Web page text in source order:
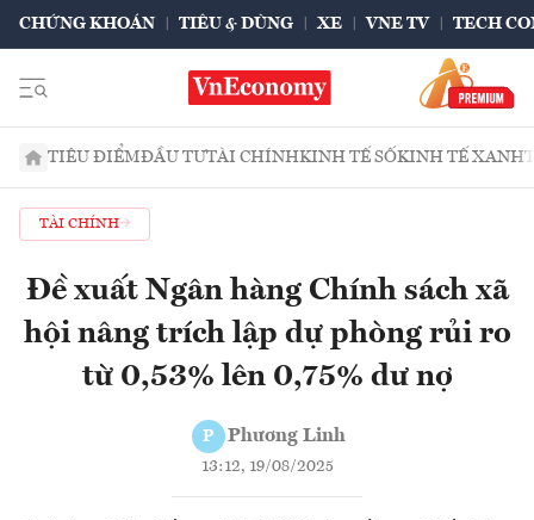
CHỨNG KHOÁN TIÊU & DÙNG XE VNE TV TECH
TIÊU ĐIỂMĐẦU TƯTÀI CHÍNHKINH TẾ SỐKINH TẾ XANH
TÀI CHÍNH
Đề xuất Ngân hàng Chính sách xã
hội nâng trích lập dự phòng rủi ro
từ 0,53% lên 0,75% dư nợ
P Phương Linh
13:12, 19/08/2025